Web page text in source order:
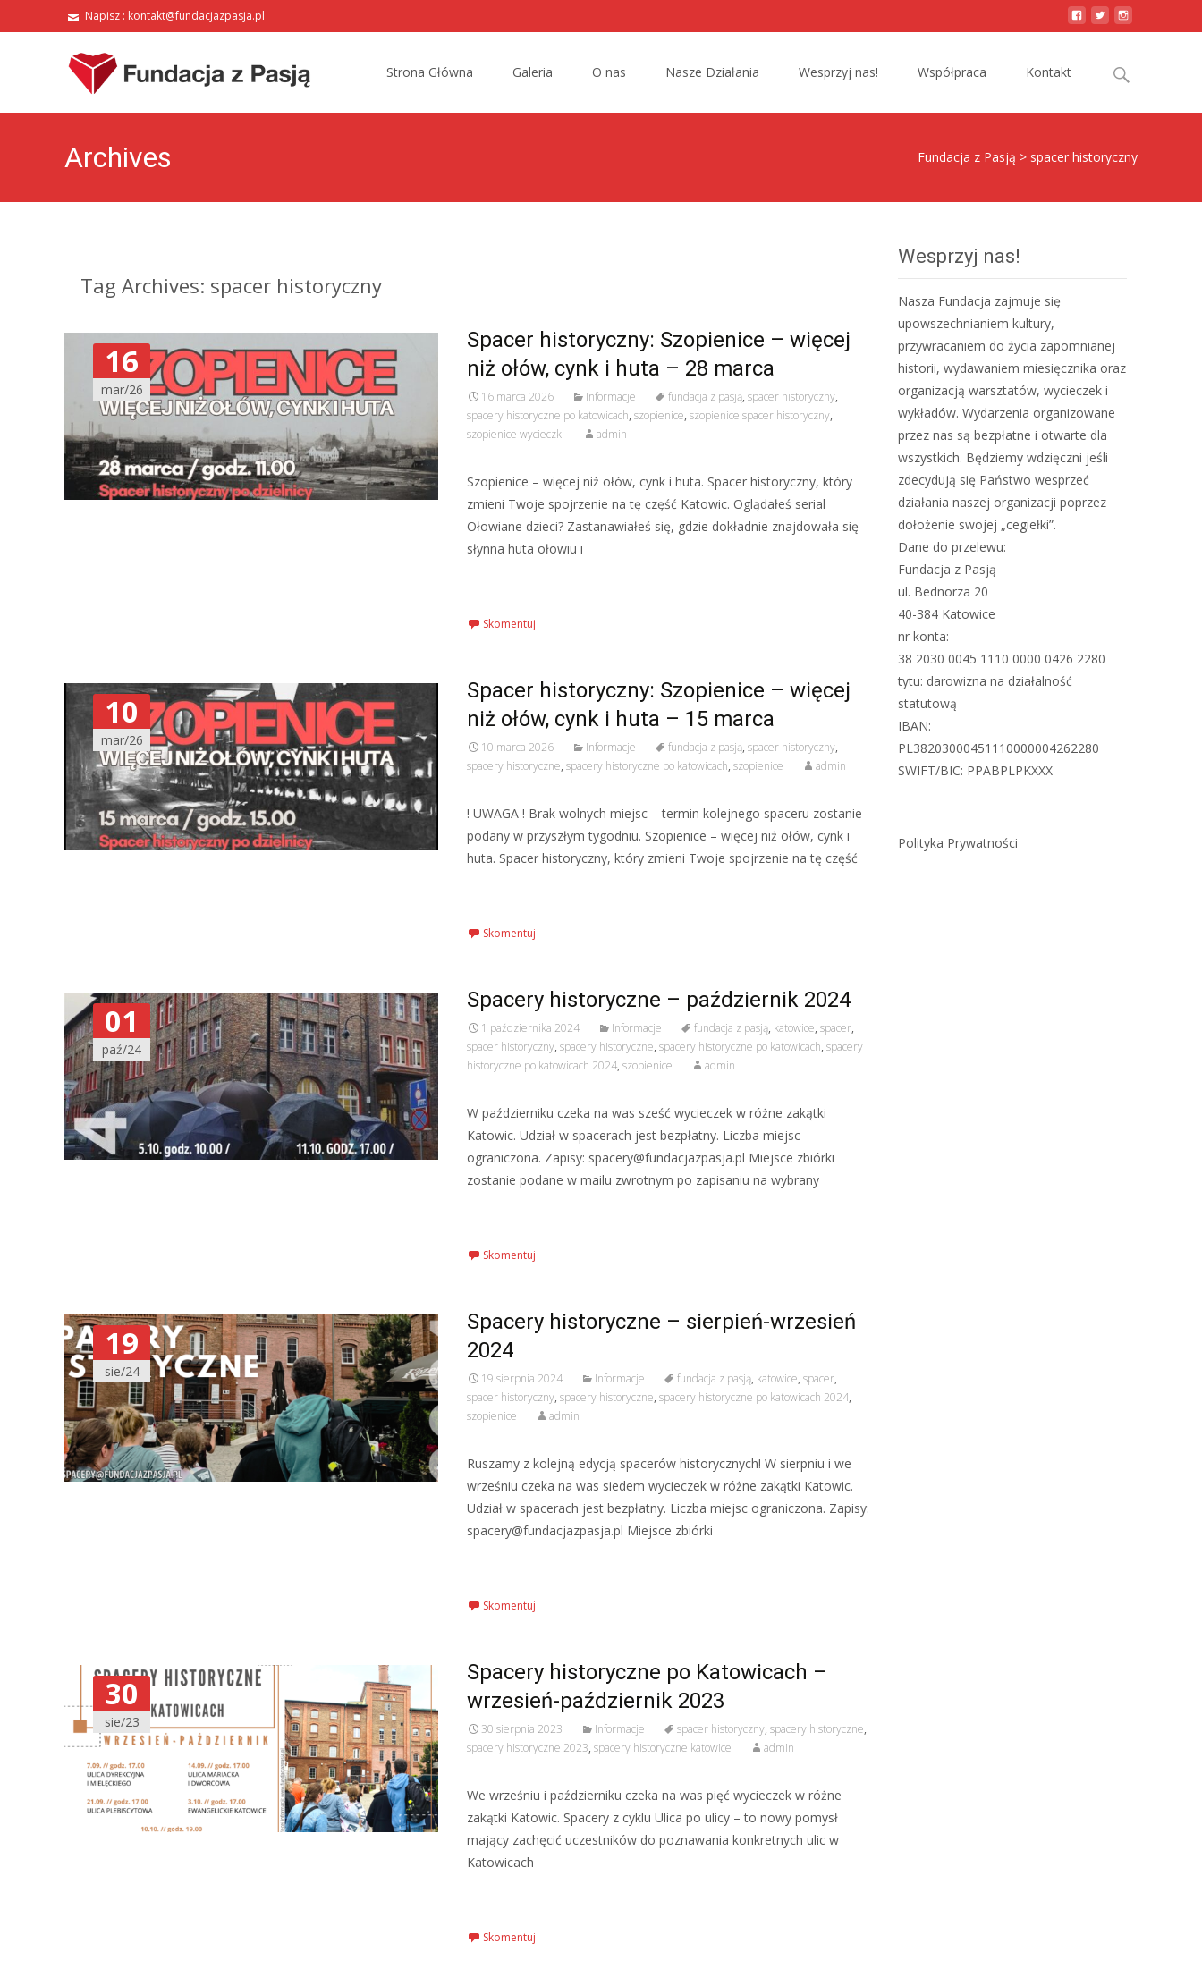
Napisz : kontakt@fundacjazpasja.pl
Strona Główna Galeria O nas Nasze Działania Wesprzyj nas! Współpraca Kontakt
Search
Archives Fundacja z Pasją > spacer historyczny
Tag Archives: spacer historyczny
16
mar/26
Spacer historyczny: Szopienice – więcej
niż ołów, cynk i huta – 28 marca
16 marca 2026 Informacje fundacja z pasją, spacer historyczny,
spacery historyczne po katowicach, szopienice, szopienice spacer historyczny,
szopienice wycieczki
admin
Szopienice – więcej niż ołów, cynk i huta. Spacer historyczny, który
zmieni Twoje spojrzenie na tę część Katowic. Oglądałeś serial
Ołowiane dzieci? Zastanawiałeś się, gdzie dokładnie znajdowała się
słynna huta ołowiu i
Skomentuj
10
mar/26
Spacer historyczny: Szopienice – więcej
niż ołów, cynk i huta – 15 marca
10 marca 2026 Informacje fundacja z pasją, spacer historyczny,
spacery historyczne, spacery historyczne po katowicach, szopienice admin
! UWAGA ! Brak wolnych miejsc – termin kolejnego spaceru zostanie
podany w przyszłym tygodniu. Szopienice – więcej niż ołów, cynk i
huta. Spacer historyczny, który zmieni Twoje spojrzenie na tę część
Skomentuj
01
paź/24
Spacery historyczne – październik 2024
1 października 2024 Informacje fundacja z pasją, katowice, spacer,
spacer historyczny, spacery historyczne, spacery historyczne po katowicach, spacery
historyczne po katowicach 2024, szopienice admin
W październiku czeka na was sześć wycieczek w różne zakątki
Katowic. Udział w spacerach jest bezpłatny. Liczba miejsc
ograniczona. Zapisy: spacery@fundacjazpasja.pl Miejsce zbiórki
zostanie podane w mailu zwrotnym po zapisaniu na wybrany
Skomentuj
19
sie/24
Spacery historyczne – sierpień-wrzesień
2024
19 sierpnia 2024 Informacje fundacja z pasją, katowice, spacer,
spacer historyczny, spacery historyczne, spacery historyczne po katowicach 2024,
szopienice
admin
Ruszamy z kolejną edycją spacerów historycznych! W sierpniu i we
wrześniu czeka na was siedem wycieczek w różne zakątki Katowic.
Udział w spacerach jest bezpłatny. Liczba miejsc ograniczona. Zapisy:
spacery@fundacjazpasja.pl Miejsce zbiórki
Skomentuj
30
sie/23
Spacery historyczne po Katowicach –
wrzesień-październik 2023
30 sierpnia 2023 Informacje spacer historyczny, spacery historyczne,
spacery historyczne 2023, spacery historyczne katowice admin
We wrześniu i październiku czeka na was pięć wycieczek w różne
zakątki Katowic. Spacery z cyklu Ulica po ulicy – to nowy pomysł
mający zachęcić uczestników do poznawania konkretnych ulic w
Katowicach
Skomentuj
Wesprzyj nas!
Nasza Fundacja zajmuje się
upowszechnianiem kultury,
przywracaniem do życia zapomnianej
historii, wydawaniem miesięcznika oraz
organizacją warsztatów, wycieczek i
wykładów. Wydarzenia organizowane
przez nas są bezpłatne i otwarte dla
wszystkich. Będziemy wdzięczni jeśli
zdecydują się Państwo wesprzeć
działania naszej organizacji poprzez
dołożenie swojej „cegiełki”.
Dane do przelewu:
Fundacja z Pasją
ul. Bednorza 20
40-384 Katowice
nr konta:
38 2030 0045 1110 0000 0426 2280
tytu: darowizna na działalność
statutową
IBAN:
PL38203000451110000004262280
SWIFT/BIC: PPABPLPKXXX
Polityka Prywatności